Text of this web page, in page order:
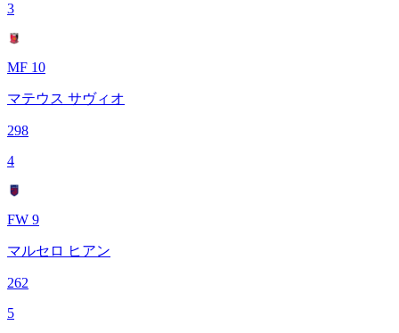
3
MF 10
マテウス サヴィオ
298
4
FW 9
マルセロ ヒアン
262
5